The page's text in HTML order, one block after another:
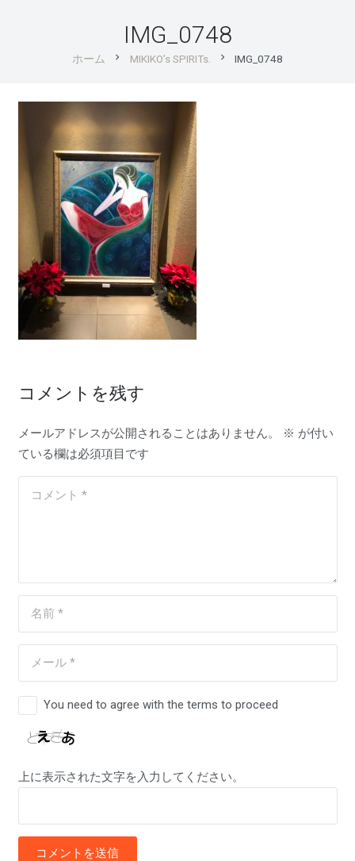
IMG_0748
ホーム chevron_right MIKIKO’s SPIRITs. chevron_right IMG_0748
コメントを残す
メールアドレスが公開されることはありません。 ※ が付い
ている欄は必須項目です
You need to agree with the terms to proceed
上に表示された文字を入力してください。
コメントを送信